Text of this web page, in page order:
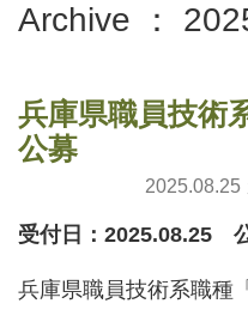
Archive ：
兵庫県職員技術
公募
2025.08.25
受付日：2025.08.25
兵庫県職員技術系職種